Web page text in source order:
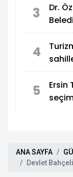
3
Dr.
4
5
Ersin
ANA SAYFA
Devlet